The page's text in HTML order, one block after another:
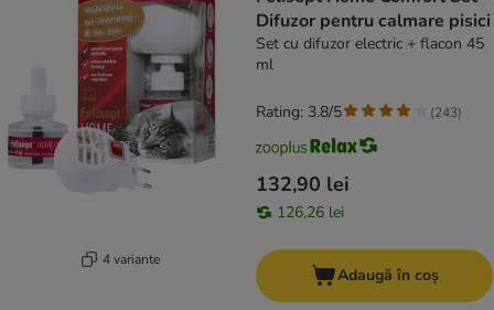
4 variante
Difuzor pentru calmare pisici
Set cu difuzor electric + flacon 45
ml
132,90 lei
126,26 lei
Rating: 3.8/5 (243)
Adaugă în coș